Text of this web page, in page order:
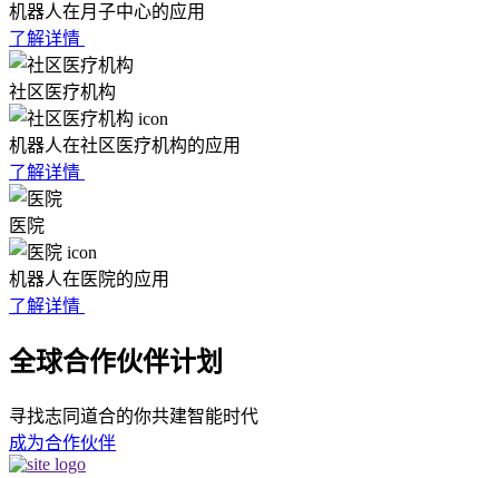
机器人在月子中心的应用
了解详情
社区医疗机构
机器人在社区医疗机构的应用
了解详情
医院
机器人在医院的应用
了解详情
全球合作伙伴计划
寻找志同道合的你共建智能时代
成为合作伙伴